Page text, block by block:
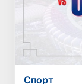
Спорт